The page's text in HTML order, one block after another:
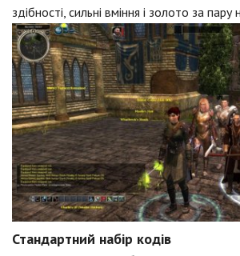
здібності, сильні вміння і золото за пару
Стандартний набір кодів